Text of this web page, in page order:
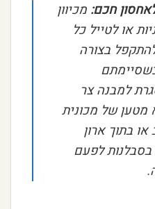
חכם: מכיוון
או לטייל כל
בצורה
למבנה צר
מטען של מכונית
בתוך ארון
לפעם